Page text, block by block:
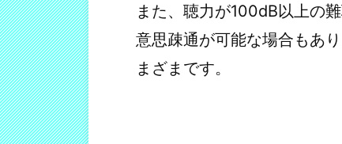
また、聴力が100dB以上の
意思疎通が可能な場合もあ
まざまです。